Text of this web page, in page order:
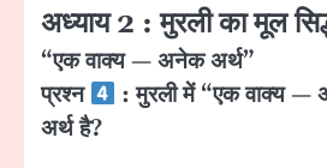
अध्याय 2 : मुरली का मूल
“एक वाक्य — अनेक अर्थ”
प्रश्न
: मुरली में “एक वाक्य —
अर्थ है?